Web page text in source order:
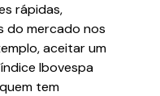
rápidas,
do mercado nos
aceitar um
Ibovespa
tem